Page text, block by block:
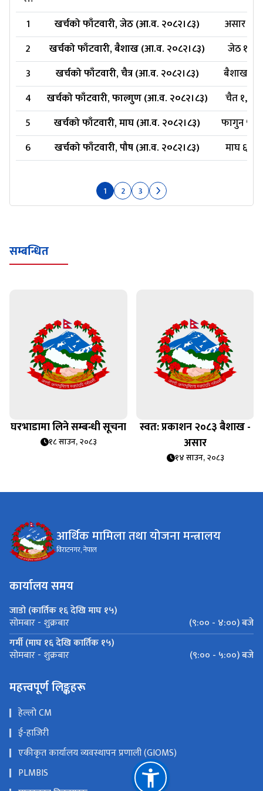
1 खर्चको फाँटवारी, जेठ (आ.व. २०८२।८३)
असार २,
2
खर्चको फाँटवारी, बैशाख (आ.व. २०८२।८३)
जेठ ११,
3
खर्चको फाँटवारी, चैत्र (आ.व. २०८२।८३)
बैशाख ३,
4
खर्चको फाँटवारी, फाल्गुण (आ.व. २०८२।८३)
चैत १,
5
खर्चको फाँटवारी, माघ (आ.व. २०८२।८३)
फागुन ५,
6
खर्चको फाँटवारी, पौष (आ.व. २०८२।८३) माघ ६,
1 2 3
सम्बन्धित
घरभाडामा लिने सम्बन्धी सूचना
१८ साउन, २०८३
स्वत: प्रकाशन २०८३ बैशाख -
असार
१४ साउन, २०८३
आर्थिक मामिला तथा योजना मन्त्रालय
विराटनगर, नेपाल
कार्यालय समय
जाडो (कार्तिक १६ देखि माघ १५)
सोमबार - शुक्रबार
(९:०० - ४:००) बजे
गर्मी (माघ १६ देखि कार्तिक १५)
सोमबार - शुक्रबार (९:०० - ५:००) बजे
महत्त्वपूर्ण लिङ्कहरू
हेल्लो CM
ई-हाजिरी
एकीकृत कार्यालय व्यवस्थापन प्रणाली (GIOMS)
PLMBIS